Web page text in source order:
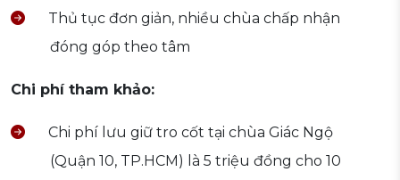
Thủ tục đơn giản, nhiều chùa chấp nhận
đóng góp theo tâm
Chi phí tham khảo:
Chi phí lưu giữ tro cốt tại chùa Giác Ngộ
(Quận 10, TP.HCM) là 5 triệu đồng cho 10